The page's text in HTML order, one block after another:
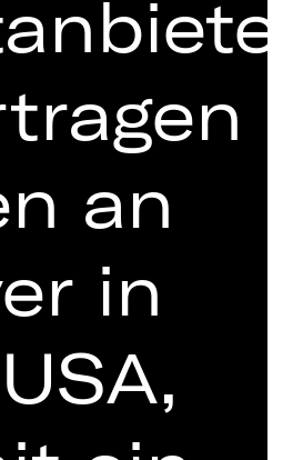
Inszenierung, die die
und Jetzt holt, ist
an
in